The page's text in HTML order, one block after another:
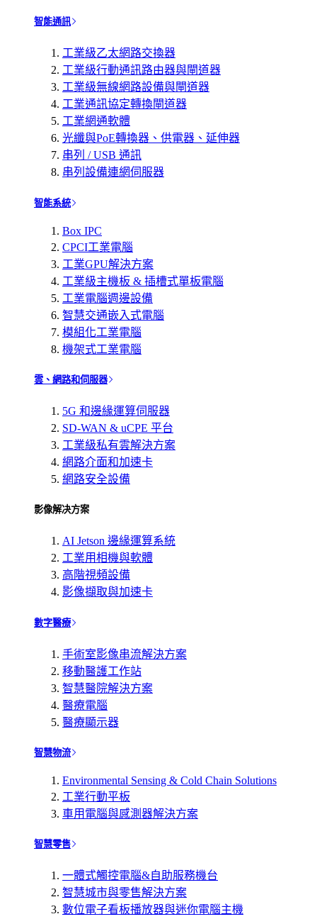
智能通訊
工業級乙太網路交換器
工業級行動通訊路由器與閘道器
工業級無線網路設備與閘道器
工業通訊協定轉換閘道器
工業網通軟體
光纖與PoE轉換器、供電器、延伸器
串列 / USB 通訊
串列設備連網伺服器
智能系統
Box IPC
CPCI工業電腦
工業GPU解決方案
工業級主機板 & 插槽式單板電腦
工業電腦週邊設備
智慧交通嵌入式電腦
模組化工業電腦
機架式工業電腦
雲、網路和伺服器
5G 和邊緣運算伺服器
SD-WAN & uCPE 平台
工業級私有雲解決方案
網路介面和加速卡
網路安全設備
影像解决方案
AI Jetson 邊緣運算系統
工業用相機與軟體
高階視頻設備
影像擷取與加速卡
數字醫療
手術室影像串流解決方案
移動醫護工作站
智慧醫院解決方案
醫療電腦
醫療顯示器
智慧物流
Environmental Sensing & Cold Chain Solutions
工業行動平板
車用電腦與感測器解決方案
智慧零售
一體式觸控電腦&自助服務機台
智慧城市與零售解決方案
數位電子看板播放器與迷你電腦主機